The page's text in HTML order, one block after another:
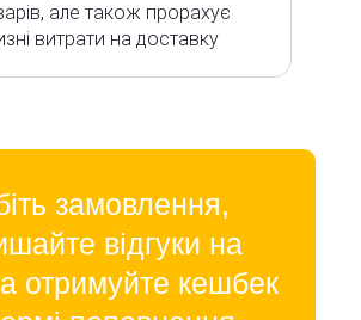
але також прорахує
витрати на доставку
замовлення,
відгуки на
отримуйте кешбек